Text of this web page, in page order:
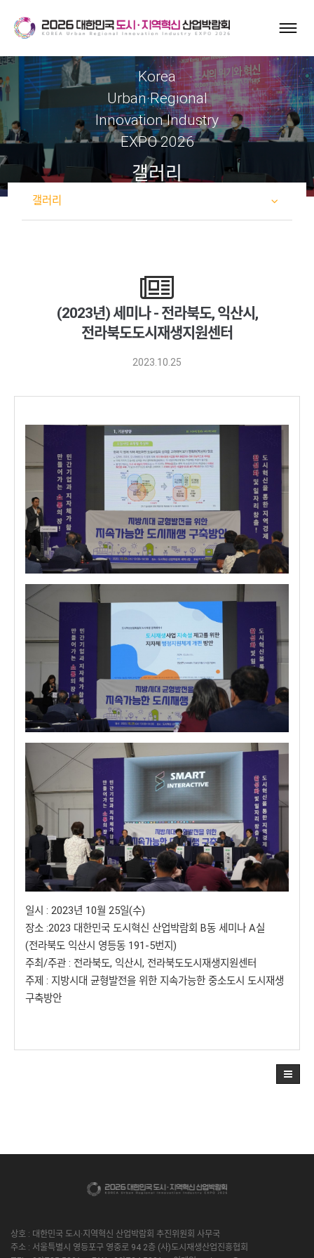
Korea
Urban·Regional
Innovation Industry
EXPO 2026
갤러리
갤러리
(2023년) 세미나 - 전라북도, 익산시,
전라북도도시재생지원센터
2023.10.25
일시 : 2023년 10월 25일(수)
장소 :2023 대한민국 도시혁신 산업박람회 B동 세미나 A실
(전라북도 익산시 영등동 191-5번지)
주최/주관 : 전라북도, 익산시, 전라북도도시재생지원센터
주제 : 지방시대 균형발전을 위한 지속가능한 중소도시 도시재생
구축방안
상호 : 대한민국 도시·지역혁신 산업박람회 추진위원회 사무국
주소 : 서울특별시 영등포구 영중로 94 2층 (사)도시재생산업진흥협회